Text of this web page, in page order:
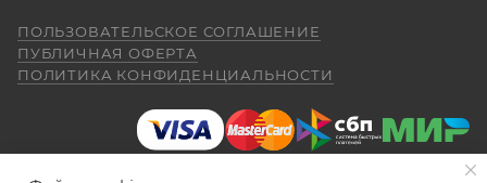
ПОЛЬЗОВАТЕЛЬСКОЕ СОГЛАШЕНИЕ
ПУБЛИЧНАЯ ОФЕРТА
ПОЛИТИКА КОНФИДЕНЦИАЛЬНОСТИ